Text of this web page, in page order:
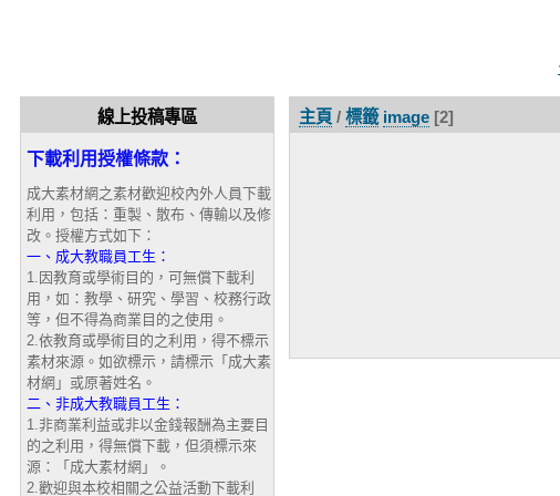
線上投稿專區
下載利用授權條款：
成大素材網之素材歡迎校內外人員下載
利用，包括：重製、散布、傳輸以及修
改。授權方式如下：
一、成大教職員工生：
1.因教育或學術目的，可無償下載利
用，如：教學、研究、學習、校務行政
等，但不得為商業目的之使用。
2.依教育或學術目的之利用，得不標示
素材來源。如欲標示，請標示「成大素
材網」或原著姓名。
二、非成大教職員工生：
1.非商業利益或非以金錢報酬為主要目
的之利用，得無償下載，但須標示來
源：「成大素材網」。
2.歡迎與本校相關之公益活動下載利
主頁 / 標籤 image[2]